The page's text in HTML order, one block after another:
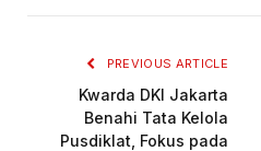
PREVIOUS ARTICLE
Kwarda DKI Jakarta
Benahi Tata Kelola
Pusdiklat, Fokus pada